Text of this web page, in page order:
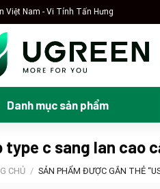
Việt Nam - Vi Tính Tấn Hưng
Danh mục sản phẩm
type c sang lan cao
CHỦ / SẢN PHẨM ĐƯỢC GẮN THẺ